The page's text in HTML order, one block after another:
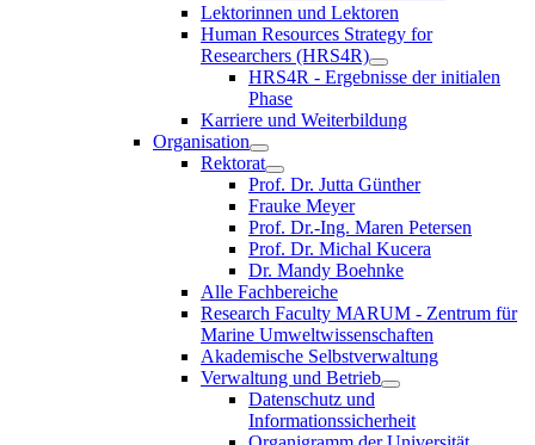
Lektorinnen und Lektoren
Human Resources Strategy for
Researchers (HRS4R)
HRS4R - Ergebnisse der initialen
Phase
Karriere und Weiterbildung
Organisation
Rektorat
Prof. Dr. Jutta Günther
Frauke Meyer
Prof. Dr.-Ing. Maren Petersen
Prof. Dr. Michal Kucera
Dr. Mandy Boehnke
Alle Fachbereiche
Research Faculty MARUM - Zentrum für
Marine Umweltwissenschaften
Akademische Selbstverwaltung
Verwaltung und Betrieb
Datenschutz und
Informationssicherheit